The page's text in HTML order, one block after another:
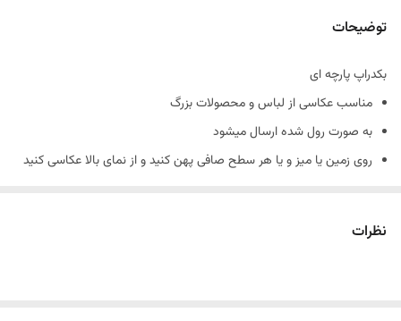
توضیحات
بکدراپ پارچه ای
مناسب عکاسی از لباس و محصولات بزرگ
به صورت رول شده ارسال میشود
روی زمین یا میز و یا هر سطح صافی پهن کنید و از نمای بالا عکاسی کنید
نظرات